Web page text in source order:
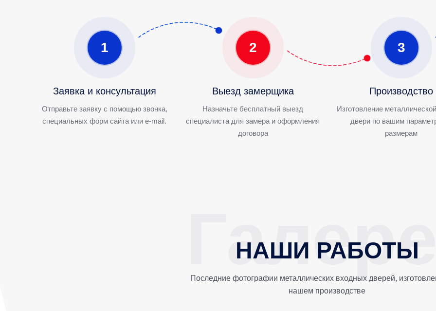
1
Заявка и консультация
Отправьте заявку с помощью звонка,
специальных форм сайта или e-mail.
2
Выезд замерщика
Назначьте бесплатный выезд
специалиста для замера и оформления
договора
3
Производство
Изготовление
двери по вашим
размерам
НАШИ РАБОТЫ
Последние фотографии металлических входных дверей,
нашем производстве